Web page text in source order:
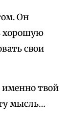
Он
хорошую
свои
твой
мысль…